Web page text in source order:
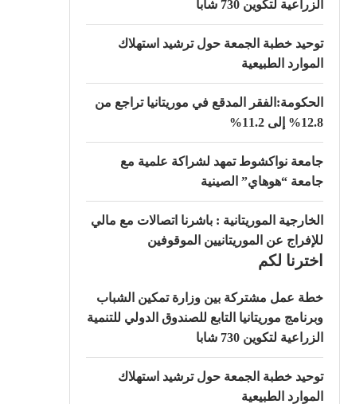
الزراعية لتكوين 730 شابا
توحيد خطبة الجمعة حول ترشيد استهلاك
الموارد الطبيعية
الحكومة:الفقر المدقع في موريتانيا تراجع من
12.8% إلى 11.2%
جامعة نواكشوط تمهد لشراكة علمية مع
جامعة “هوهاي” الصينية
الخارجية الموريتانية : باشرنا اتصالات مع مالي
للإفراج عن الموريتانيين الموقوفين
اخترنا لكم
خطة عمل مشتركة بين وزارة تمكين الشباب
وبرنامج موريتانيا التابع للصندوق الدولي للتنمية
الزراعية لتكوين 730 شابا
توحيد خطبة الجمعة حول ترشيد استهلاك
الموارد الطبيعية